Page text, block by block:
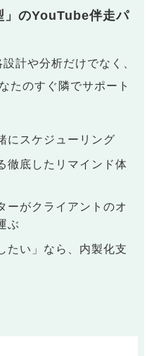
」のYouTube伴走パ
計や分析だけでなく、
たのすぐ隣でサポート
にスケジューリング
徹底したリマインド体
ーがクライアントのオ
ぶ
たい」なら、内製化支